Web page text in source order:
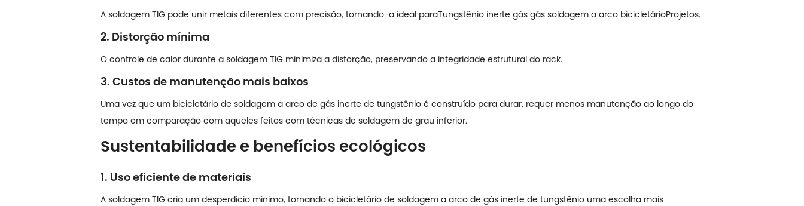
A soldagem TIG pode unir metais diferentes com precisão, tornando-a ideal paraTungstênio inerte gás gás soldagem a arco bicicletárioProjetos.
2. Distorção mínima
O controle de calor durante a soldagem TIG minimiza a distorção, preservando a integridade estrutural do rack.
3. Custos de manutenção mais baixos
Uma vez que um bicicletário de soldagem a arco de gás inerte de tungstênio é construído para durar, requer menos manutenção ao longo do
tempo em comparação com aqueles feitos com técnicas de soldagem de grau inferior.
Sustentabilidade e benefícios ecológicos
1. Uso eficiente de materiais
A soldagem TIG cria um desperdício mínimo, tornando o bicicletário de soldagem a arco de gás inerte de tungstênio uma escolha mais